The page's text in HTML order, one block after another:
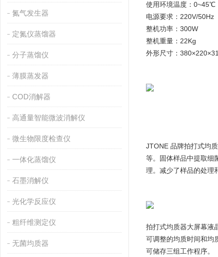
氮气发生器
定氮仪蒸馏器
分子蒸馏仪
薄膜蒸发器
COD消解器
高通量智能微波消解仪
微生物限度检查仪
一体化蒸馏仪
石墨消解仪
光化学反应仪
粗纤维测定仪
无菌均质器
使用环境温度：0~45℃
电源要求：220V/50Hz
整机功率：300W
整机重量：22Kg
外形尺寸：
JTONE 品牌拍打式均
等。固体样品中提取细
理。减少了样品的处理
拍打式均质器大屏幕液
可调整的均质时间和均
可储存三组工作程序。